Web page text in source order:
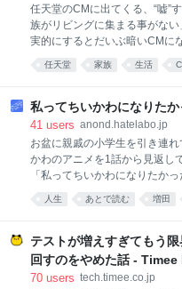
間は男であれ女であれ、どこ
「この男を雇え」という叫び
笑を込めて使われるものだ。フ
でシェーダーのコンパイル画
社
任天堂のCMに出てくる、“嘘”
族がリビングに集まる事がな
実的にするとだいぶ暗いCMに
任天堂 家族 生活
私ってちいかわになりたか
41 users anond.hatelabo.jp
お盆に親戚の小学生を引き連
かわのアニメを1話から見返し
「私ってちいかわになりたか
んなんなんよね。 ナガノさん
長らく見てる。グッズ買い漁
かちいさくてかわいいやつ」
かは全然思ってなかった。パ
を出せ！と内心思っていたほど
人生 あとで読む 増田
テストが増えすぎてもう
回すのをやめた話 -
70 users tech.timee.co.jp